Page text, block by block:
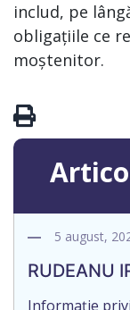
includ, pe
obligațiile ce
moștenitor.
5 august,
RUDEANU
Informație